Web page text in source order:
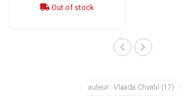
Out of stock
auteur : Vlaada Chvatil (17)